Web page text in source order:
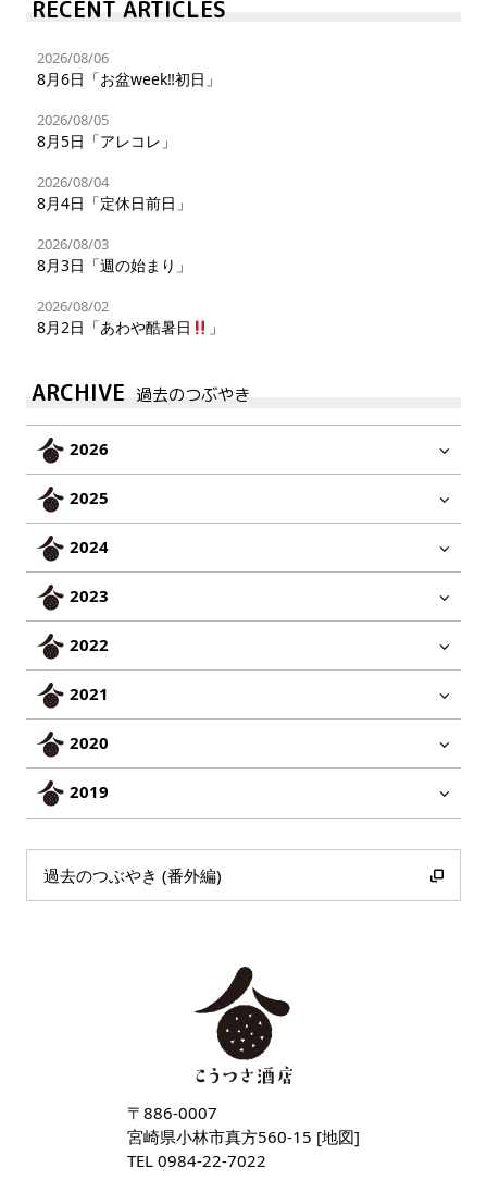
RECENT ARTICLES
2026/08/06
8月6日「お盆week‼︎初日」
2026/08/05
8月5日「アレコレ」
2026/08/04
8月4日「定休日前日」
2026/08/03
8月3日「週の始まり」
2026/08/02
8月2日「あわや酷暑日 」
ARCHIVE 過去のつぶやき
2026
2025
2024
2023
2022
2021
2020
2019
過去のつぶやき (番外編)
〒886-0007
宮崎県小林市真方560-15 [地図]
TEL 0984-22-7022